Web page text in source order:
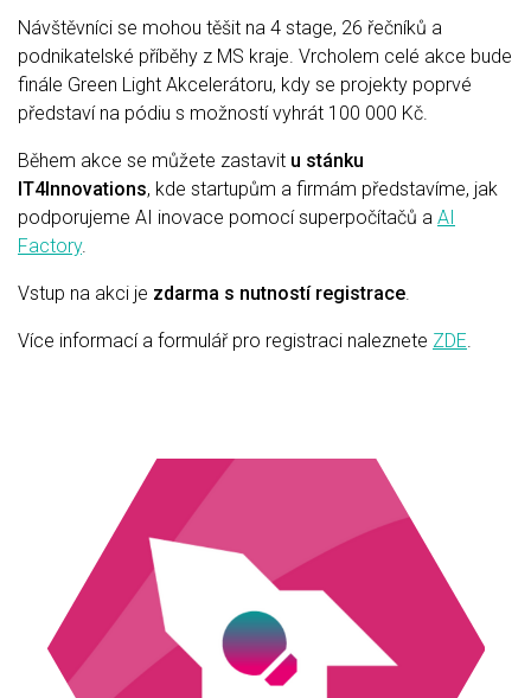
Návštěvníci se mohou těšit na 4 stage, 26 řečníků a
podnikatelské příběhy z MS kraje. Vrcholem celé akce bude
finále Green Light Akcelerátoru, kdy se projekty poprvé
představí na pódiu s možností vyhrát 100 000 Kč.
Během akce se můžete zastavit u stánku
IT4Innovations, kde startupům a firmám představíme, jak
podporujeme AI inovace pomocí superpočítačů a AI
Factory.
Vstup na akci je zdarma s nutností registrace.
Více informací a formulář pro registraci naleznete ZDE.